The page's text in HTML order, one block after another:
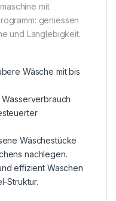
mit
geniessen
und Langlebigkeit.
Wäsche mit bis
Wäschestücke
nachlegen.
effizient Waschen
Struktur.